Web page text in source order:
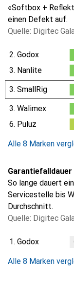
«Softbox +
einen Defekt auf.
Quelle: Digitec
2. Godox
3. Nanlite
3. SmallRig
3. Walimex
6. Puluz
Alle 8 Marken
Garantiefalldauer
So lange dauert
Servicestelle bis
Durchschnitt.
Quelle: Digitec
1. Godox
Alle 8 Marken